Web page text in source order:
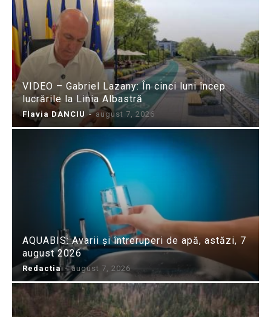
VIDEO – Gabriel Lazany: În cinci luni încep
lucrările la Linia Albastră
Flavia DANCIU - august 7, 2026
AQUABIS: Avarii și întreruperi de apă, astăzi, 7
august 2026
Redactia - august 7, 2026